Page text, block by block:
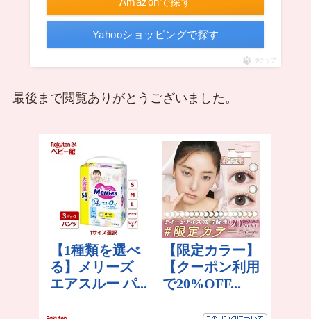
Yahooショッピングで探す
ポチップ
最後まで閲覧ありがとうございました。